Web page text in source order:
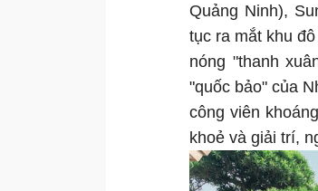
Quảng Ninh),
tục ra mắt khu
nóng "thanh
"quốc bảo" của
công viên
khoẻ và giải trí,